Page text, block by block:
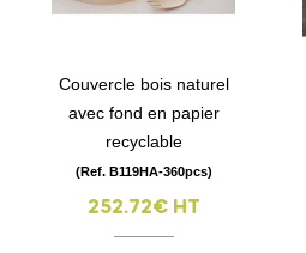
Couvercle bois naturel
avec fond en papier
recyclable
(Ref. B119HA-360pcs)
252.72€ HT